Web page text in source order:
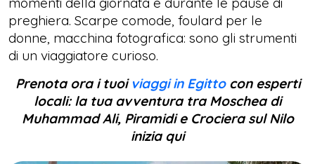
preghiera. Scarpe comode, foulard per le
donne, macchina fotografica: sono gli strumenti
di un viaggiatore curioso.
Prenota ora i tuoiviaggi in Egittocon esperti
locali: la tua avventura tra Moschea di
Muhammad Ali, Piramidi e Crociera sul Nilo
inizia qui